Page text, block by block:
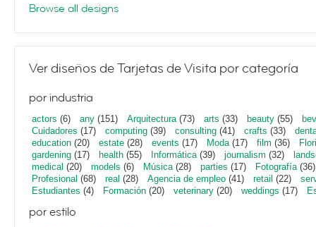
Browse all designs
Ver diseños de Tarjetas de Visita por categoría
por industria
actors (6) any (151) Arquitectura(73) arts (33) beauty (55)
Cuidadores (17) computing (39) consulting (41) crafts (33)
education (20) estate (28) events (17) Moda(17) film (36)
gardening (17) health (55) Informática(39) journalism (32)
medical (20) models (6) Música(28) parties (17) Fotografía(36)
Profesional (68) real (28) Agencia de empleo (41) retail (22)
Estudiantes (4) Formación (20) veterinary (20) weddings (17)
por estilo